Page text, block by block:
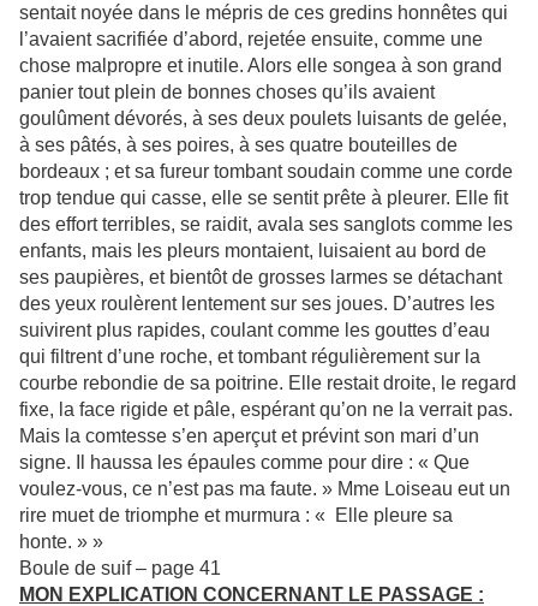
sentait noyée dans le mépris de ces gredins honnêtes qui
l’avaient sacrifiée d’abord, rejetée ensuite, comme une
chose malpropre et inutile. Alors elle songea à son grand
panier tout plein de bonnes choses qu’ils avaient
goulûment dévorés, à ses deux poulets luisants de gelée,
à ses pâtés, à ses poires, à ses quatre bouteilles de
bordeaux ; et sa fureur tombant soudain comme une corde
trop tendue qui casse, elle se sentit prête à pleurer. Elle fit
des effort terribles, se raidit, avala ses sanglots comme les
enfants, mais les pleurs montaient, luisaient au bord de
ses paupières, et bientôt de grosses larmes se détachant
des yeux roulèrent lentement sur ses joues. D’autres les
suivirent plus rapides, coulant comme les gouttes d’eau
qui filtrent d’une roche, et tombant régulièrement sur la
courbe rebondie de sa poitrine. Elle restait droite, le regard
fixe, la face rigide et pâle, espérant qu’on ne la verrait pas.
Mais la comtesse s’en aperçut et prévint son mari d’un
signe. Il haussa les épaules comme pour dire : « Que
voulez-vous, ce n’est pas ma faute. » Mme Loiseau eut un
rire muet de triomphe et murmura : « Elle pleure sa
honte. » »
Boule de suif – page 41
MON EXPLICATION CONCERNANT LE PASSAGE :